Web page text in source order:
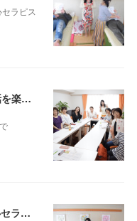
ラピス
8/8【東京】腸相診断つき♪腸との会話を楽しむ♡腸心セラピー♪お試し体験会
5/26（火）＆6/30（火）【東京】腸心セラピスト養成コース《２日間コース》開講決定